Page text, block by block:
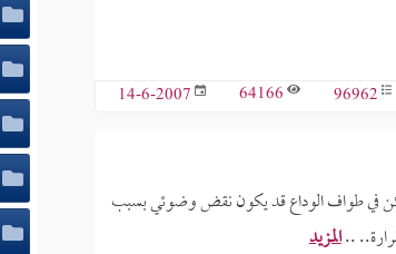
96962
64166
14-6-2007
في طواف الوداع قد يكون نقض وضوئي بسبب
..المزيد